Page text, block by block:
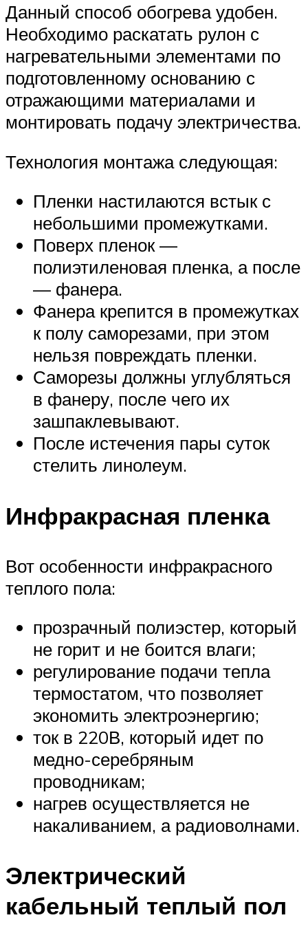
Данный способ обогрева удобен.
Необходимо раскатать рулон с
нагревательными элементами по
подготовленному основанию с
отражающими материалами и
монтировать подачу электричества.
Технология монтажа следующая:
Пленки настилаются встык с
небольшими промежутками.
Поверх пленок —
полиэтиленовая пленка, а после
— фанера.
Фанера крепится в промежутках
к полу саморезами, при этом
нельзя повреждать пленки.
Саморезы должны углубляться
в фанеру, после чего их
зашпаклевывают.
После истечения пары суток
стелить линолеум.
Инфракрасная пленка
Вот особенности инфракрасного
теплого пола:
прозрачный полиэстер, который
не горит и не боится влаги;
регулирование подачи тепла
термостатом, что позволяет
экономить электроэнергию;
ток в 220В, который идет по
медно-серебряным
проводникам;
нагрев осуществляется не
накаливанием, а радиоволнами.
Электрический
кабельный теплый пол